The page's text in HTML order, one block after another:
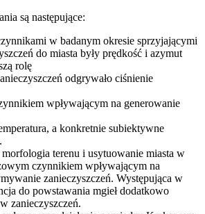
są następujące:
w badanym okresie sprzyjającymi
do miasta były prędkość i azymut
rolę
odgrywało ciśnienie
wpływającym na generowanie
a konkretnie subiektywne
terenu i usytuowanie miasta w
czynnikiem wpływającym na
zanieczyszczeń. Występująca w
do powstawania mgieł dodatkowo
zanieczyszczeń.